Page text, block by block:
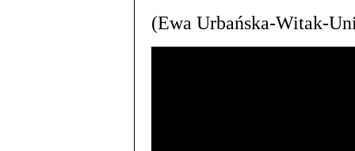
(Ewa Urbańska-Witak-